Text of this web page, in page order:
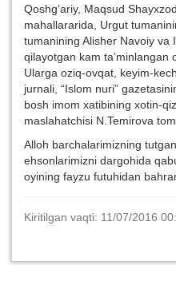
Qoshg‘ariy, Maqsud
mahallararida, Urgut
tumanining Alisher Navoiy va
qilayotgan kam ta’minlangan
Ularga oziq-ovqat, keyim-
jurnali, “Islom nuri”
bosh imom xatibining xotin-
maslahatchisi N.Temirova
Alloh barchalarimizning
ehsonlarimizni dargohida
oyining fayzu futuhidan
Kiritilgan vaqti: 11/07/2016